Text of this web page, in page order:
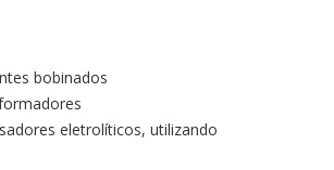
bobinados
eletrolíticos, utilizando